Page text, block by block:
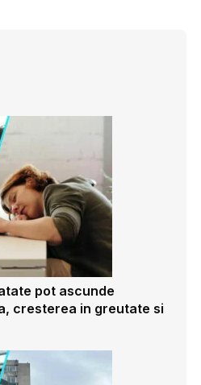
pot ascunde
cresterea in greutate si